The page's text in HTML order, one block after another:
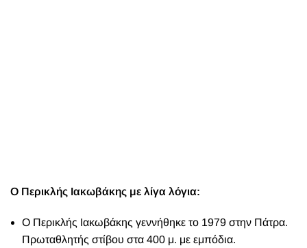
Ο Περικλής Ιακωβάκης με λίγα λόγια:
Ο Περικλής Ιακωβάκης γεννήθηκε το 1979 στην Πάτρα.
Πρωταθλητής στίβου στα 400 μ. με εμπόδια.